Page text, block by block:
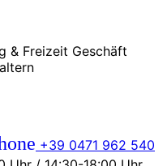
& Freizeit Geschäft
+39 0471 962 540